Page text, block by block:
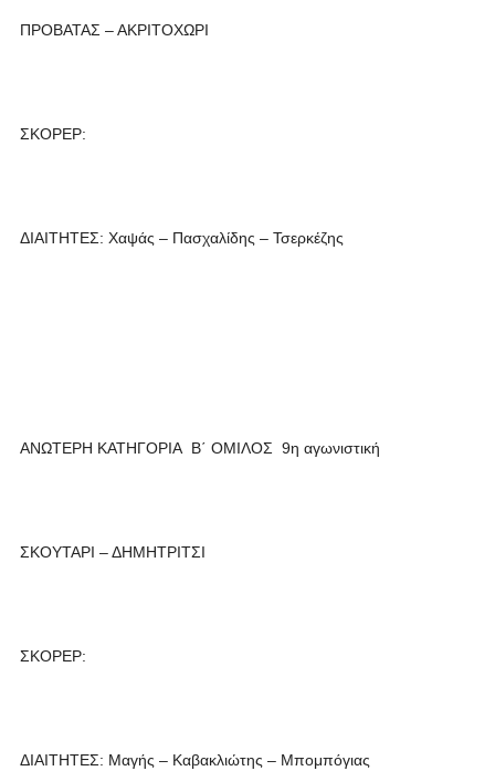
ΠΡΟΒΑΤΑΣ – ΑΚΡΙΤΟΧΩΡΙ
ΣΚΟΡΕΡ:
ΔΙΑΙΤΗΤΕΣ: Χαψάς – Πασχαλίδης – Τσερκέζης
ΑΝΩΤΕΡΗ ΚΑΤΗΓΟΡΙΑ Β΄ ΟΜΙΛΟΣ 9η αγωνιστική
ΣΚΟΥΤΑΡΙ – ΔΗΜΗΤΡΙΤΣΙ
ΣΚΟΡΕΡ:
ΔΙΑΙΤΗΤΕΣ: Μαγής – Καβακλιώτης – Μπομπόγιας